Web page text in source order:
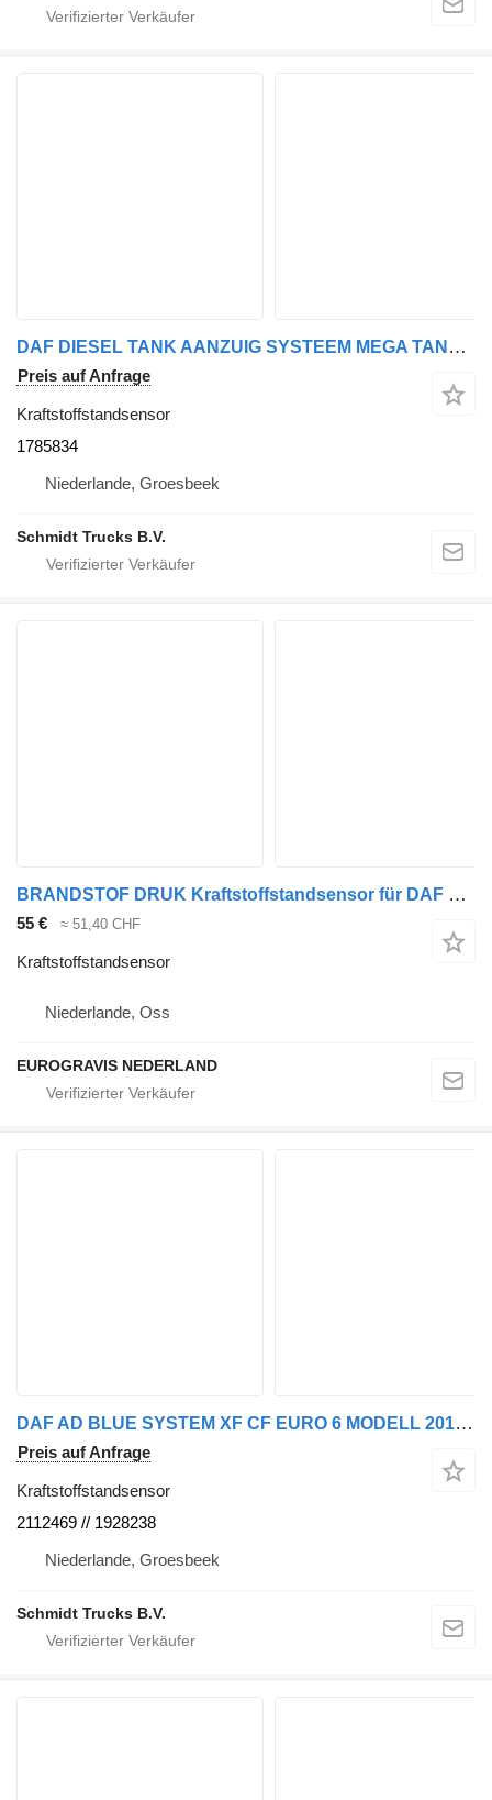
DAF DIESEL TANK AANZUIG SYSTEEM MEGA TANK 2 X OPVOORRAAD EURO 6 1785834 Kraftstoffstandsensor für LKW
Preis auf Anfrage
Kraftstoffstandsensor
1785834
Niederlande, Groesbeek
Schmidt Trucks B.V.
BRANDSTOF DRUK Kraftstoffstandsensor für DAF Sattelzugmaschine
55 € ≈ 51,40 CHF
Kraftstoffstandsensor
Niederlande, Oss
EUROGRAVIS NEDERLAND
DAF AD BLUE SYSTEM XF CF EURO 6 MODELL 2016 2112469 Kraftstoffstandsensor für LKW
Preis auf Anfrage
Kraftstoffstandsensor
2112469 // 1928238
Niederlande, Groesbeek
Schmidt Trucks B.V.